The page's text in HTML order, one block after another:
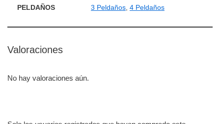
PELDAÑOS 3 Peldaños, 4 Peldaños
Valoraciones
No hay valoraciones aún.